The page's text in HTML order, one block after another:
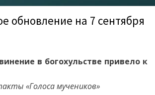
обновление на 7 сентября
в богохульстве привело к
«Голоса мучеников»